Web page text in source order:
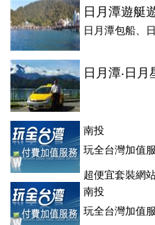
日月潭遊艇
日月潭包船、
日月潭‧日月
南投
玩全台灣加值
超便宜套裝網
登、訂房系統、客房委託旅行
南投
玩全台灣加值